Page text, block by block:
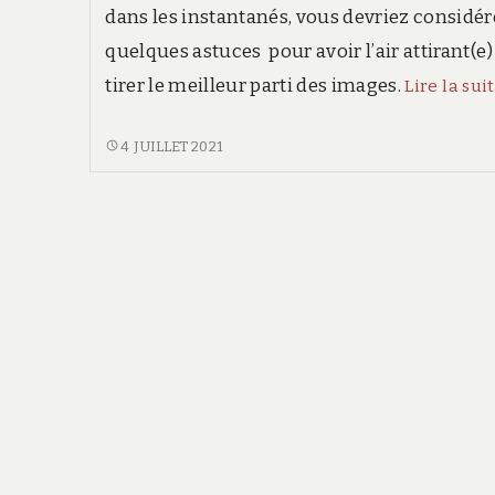
dans les instantanés, vous devriez
quelques astuces pour avoir l’air
tirer le meilleur parti des images.Lire la
8 4 JUILLET 2021